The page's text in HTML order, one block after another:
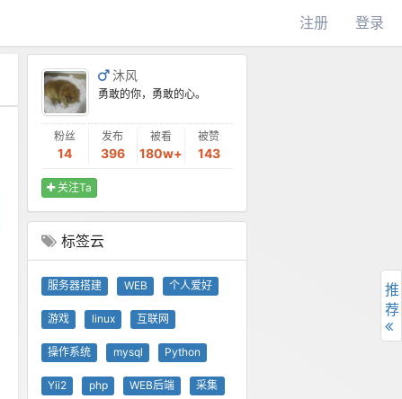
注册 登录
沐风
勇敢的你，勇敢的心。
粉丝
14
发布
396
被看
180w+
被赞
143
关注Ta
标签云
服务器搭建 WEB 个人爱好
游戏 linux 互联网
操作系统 mysql Python
Yii2 php WEB后端 采集
推
荐